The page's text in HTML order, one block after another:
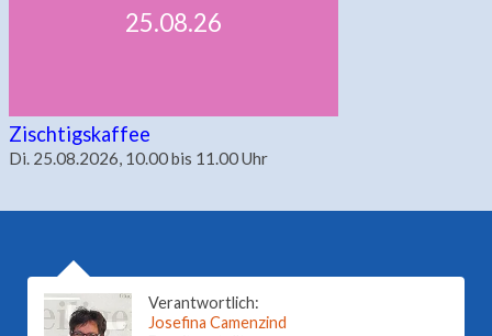
25.08.26
Zischtigskaffee
Di. 25.08.2026, 10.00 bis 11.00 Uhr
Verantwortlich:
Josefina Camenzind